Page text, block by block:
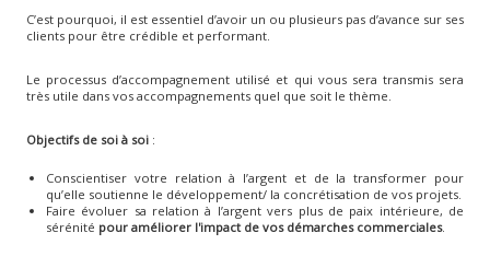
C’est pourquoi, il est essentiel d’avoir un ou plusieurs pas d’avance sur ses
clients pour être crédible et performant.
Le processus d’accompagnement utilisé et qui vous sera transmis sera
très utile dans vos accompagnements quel que soit le thème.
Objectifs de soi à soi:
Conscientiser votre relation à l’argent et de la transformer pour
qu’elle soutienne le développement/ la concrétisation de vos projets.
Faire évoluer sa relation à l’argent vers plus de paix intérieure, de
sérénité pour améliorer l'impact de vos démarches commerciales.